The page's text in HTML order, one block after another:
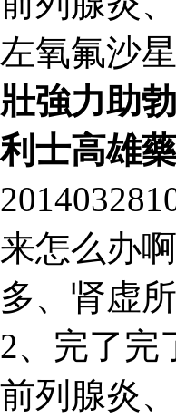
左氧氟沙
壯強力助勃
利士高雄
来怎么办
多、肾虚
2、完了完
前列腺炎